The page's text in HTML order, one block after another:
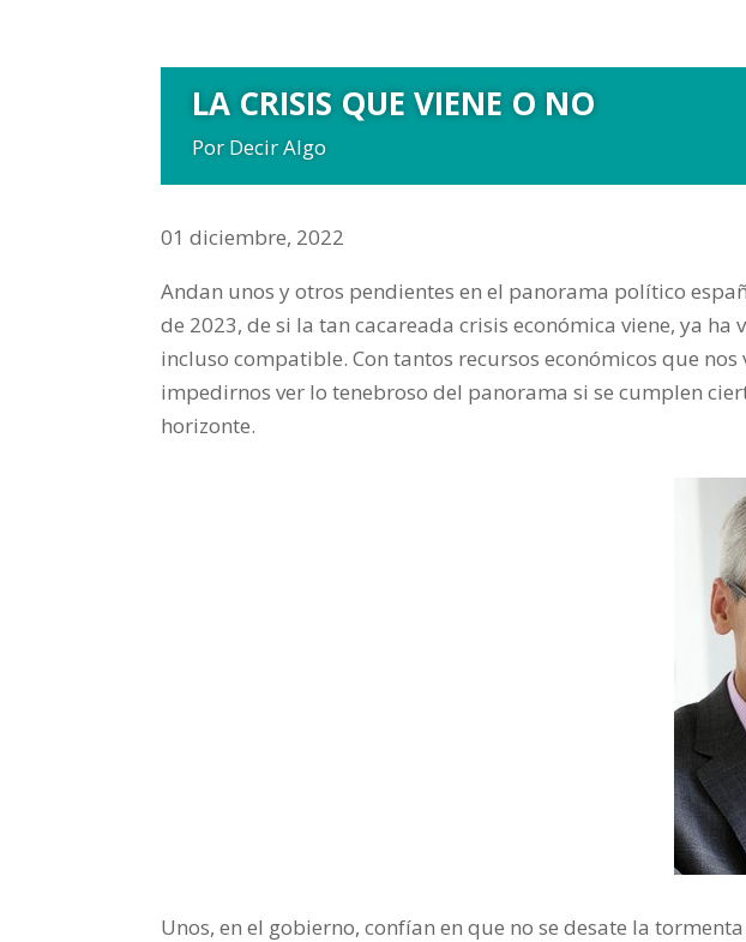
LA CRISIS QUE VIENE O NO
Por Decir Algo
01 diciembre, 2022
Andan unos y otros pendientes en el panorama político
de 2023, de si la tan cacareada crisis económica viene, ya
incluso compatible. Con tantos recursos económicos que
impedirnos ver lo tenebroso del panorama si se cumplen
horizonte.
Unos, en el gobierno, confían en que no se desate la